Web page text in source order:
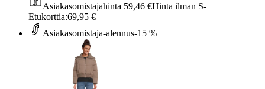
Asiakasomistajahinta 59,46 €Hinta ilman S-
Etukorttia:69,95 €
Asiakasomistaja-alennus-15 %